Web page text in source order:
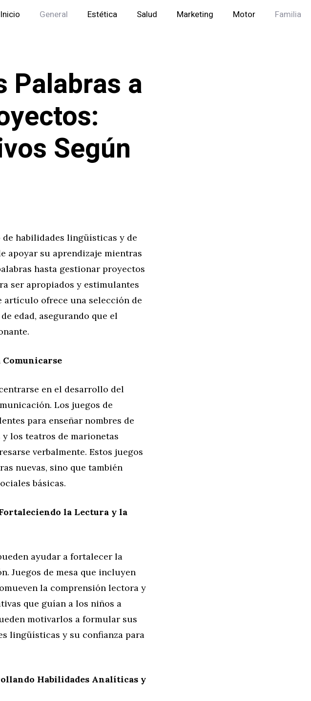
Inicio General Estética Salud Marketing Motor Familia
Palabras a
Según
habilidades lingüísticas y de
apoyar su aprendizaje mientras
hasta gestionar proyectos
ser apropiados y estimulantes
artículo ofrece una selección de
edad, asegurando que el
Comunicarse
en el desarrollo del
Los juegos de
para enseñar nombres de
los teatros de marionetas
verbalmente. Estos juegos
nuevas, sino que también
básicas.
la Lectura y la
ayudar a fortalecer la
Juegos de mesa que incluyen
la comprensión lectora y
que guían a los niños a
motivarlos a formular sus
lingüísticas y su confianza para
Habilidades Analíticas y